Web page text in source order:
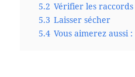
5.2 Vérifier les
5.3 Laisser sécher
5.4 Vous aimerez aussi :